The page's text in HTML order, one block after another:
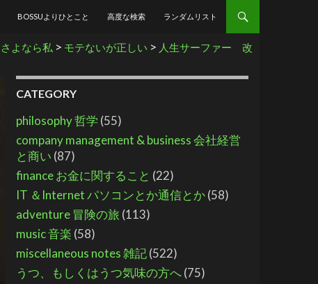
BOSSUよりひとこと 高度な検索 ランダムリスト
さよなら私 > モテないが正しい > 人生サーファー 改
CATEGORY
philosophy 哲学 (55)
company management & business 会社経営
と商い (87)
finance お金に関すること (22)
IT ＆Internet パソコンとか通信とか(58)
adventure 冒険の旅 (113)
music 音楽 (58)
miscellaneous notes 雑記(522)
うつ、もしくはうつ気味の方へ(75)